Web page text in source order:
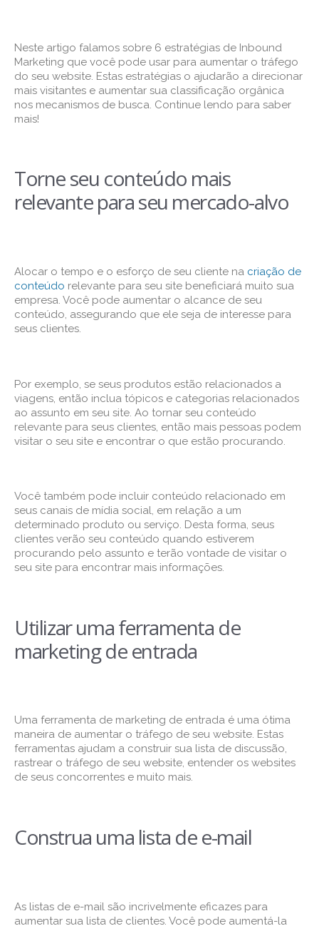
Neste artigo falamos sobre 6 estratégias de Inbound
Marketing que você pode usar para aumentar o tráfego
do seu website. Estas estratégias o ajudarão a direcionar
mais visitantes e aumentar sua classificação orgânica
nos mecanismos de busca. Continue lendo para saber
mais!
Torne seu conteúdo mais
relevante para seu mercado-alvo
Alocar o tempo e o esforço de seu cliente na criação de
conteúdo relevante para seu site beneficiará muito sua
empresa. Você pode aumentar o alcance de seu
conteúdo, assegurando que ele seja de interesse para
seus clientes.
Por exemplo, se seus produtos estão relacionados a
viagens, então inclua tópicos e categorias relacionados
ao assunto em seu site. Ao tornar seu conteúdo
relevante para seus clientes, então mais pessoas podem
visitar o seu site e encontrar o que estão procurando.
Você também pode incluir conteúdo relacionado em
seus canais de mídia social, em relação a um
determinado produto ou serviço. Desta forma, seus
clientes verão seu conteúdo quando estiverem
procurando pelo assunto e terão vontade de visitar o
seu site para encontrar mais informações.
Utilizar uma ferramenta de
marketing de entrada
Uma ferramenta de marketing de entrada é uma ótima
maneira de aumentar o tráfego de seu website. Estas
ferramentas ajudam a construir sua lista de discussão,
rastrear o tráfego de seu website, entender os websites
de seus concorrentes e muito mais.
Construa uma lista de e-mail
As listas de e-mail são incrivelmente eficazes para
aumentar sua lista de clientes. Você pode aumentá-la